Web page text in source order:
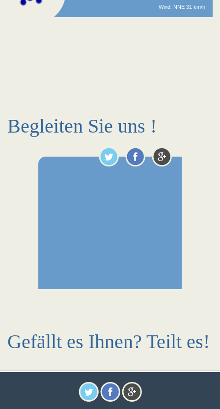
Wind: NNE 31 km/h
Begleiten Sie uns !
Gefällt es Ihnen? Teilt es!